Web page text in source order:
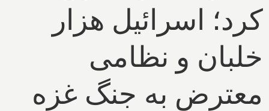
کرد؛ اسرائیل هزار
خلبان و نظامی
معترض به جنگ غزه